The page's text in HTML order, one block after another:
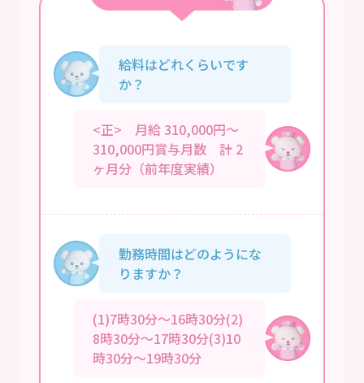
給料はどれくらいです
か？
<正> 月給 310,000円～
310,000円賞与月数 計 2
ヶ月分（前年度実績）
勤務時間はどのようにな
りますか？
(1)7時30分～16時30分(2)
8時30分～17時30分(3)10
時30分～19時30分